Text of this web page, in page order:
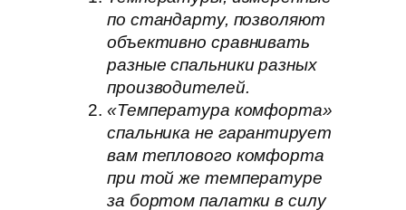
по стандарту, позволяют
объективно сравнивать
разные спальники разных
производителей.
«Температура комфорта»
спальника не гарантирует
вам теплового комфорта
при той же температуре
за бортом палатки в силу